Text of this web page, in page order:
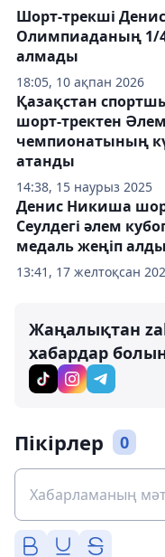
18:05, 10 ақпан 2026
Шорт-трекші
Олимпиаданың 1/
алмады
14:38, 15 наурыз 2025
Қазақстан
шорт-тректен Әлем
чемпионатының
атанды
13:41, 17 желтоқсан
Денис Никиша
Сеулдегі әлем
медаль жеңіп алды
Жаңалықтан
хабардар
Пікірлер 0